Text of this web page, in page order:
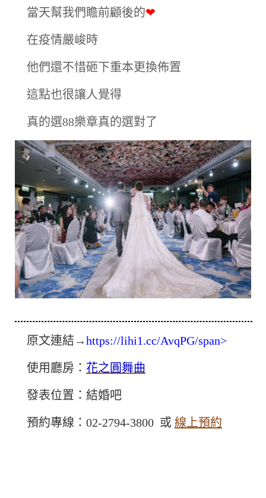
當天幫我們瞻前顧後的❤
在疫情嚴峻時
他們還不惜砸下重本更換佈置
這點也很讓人覺得
真的選88樂章真的選對了
原文連結→https://lihi1.cc/AvqPG/span>
使用廳房： 花之圓舞曲
發表位置：結婚吧
預約專線：02-2794-3800 或 線上預約